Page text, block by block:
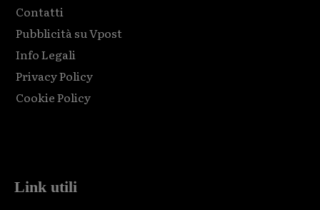
Contatti
Pubblicità su Vpost
Info Legali
Privacy Policy
Cookie Policy
Link utili